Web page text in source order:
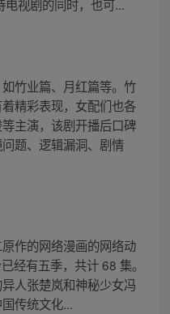
视剧的同时，也可...
竹业篇、月红篇等。竹
精彩表现，女配们也各
主演，该剧开播后口碑
题、逻辑漏洞、剧情
作的网络漫画的网络动
经有五季，共计 68 集。
人张楚岚和神秘少女冯
传统文化...